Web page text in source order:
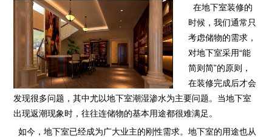
在地下室装修的
时候，我们通常只
考虑储物的需求，
对地下室采用“能
简则简”的原则，
在装修完成后才会
发现很多问题，其中尤以地下室潮湿渗水为主要问题。当地下室
出现返潮现象时，往往连储物的基本用途都很难满足。
如今，地下室已经成为广大业主的刚性需求。地下室的用途也从